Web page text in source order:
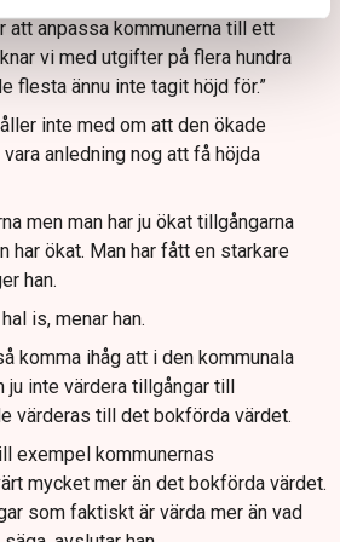
att anpassa kommunerna till ett
vi med utgifter på flera hundra
flesta ännu inte tagit höjd för.”
inte med om att den ökade
anledning nog att få höjda
men man har ju ökat tillgångarna
har ökat. Man har fått en starkare
han.
is, menar han.
komma ihåg att i den kommunala
inte värdera tillgångar till
värderas till det bokförda värdet.
exempel kommunernas
mycket mer än det bokförda värdet.
som faktiskt är värda mer än vad